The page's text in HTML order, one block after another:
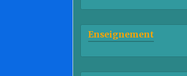
Enseignement